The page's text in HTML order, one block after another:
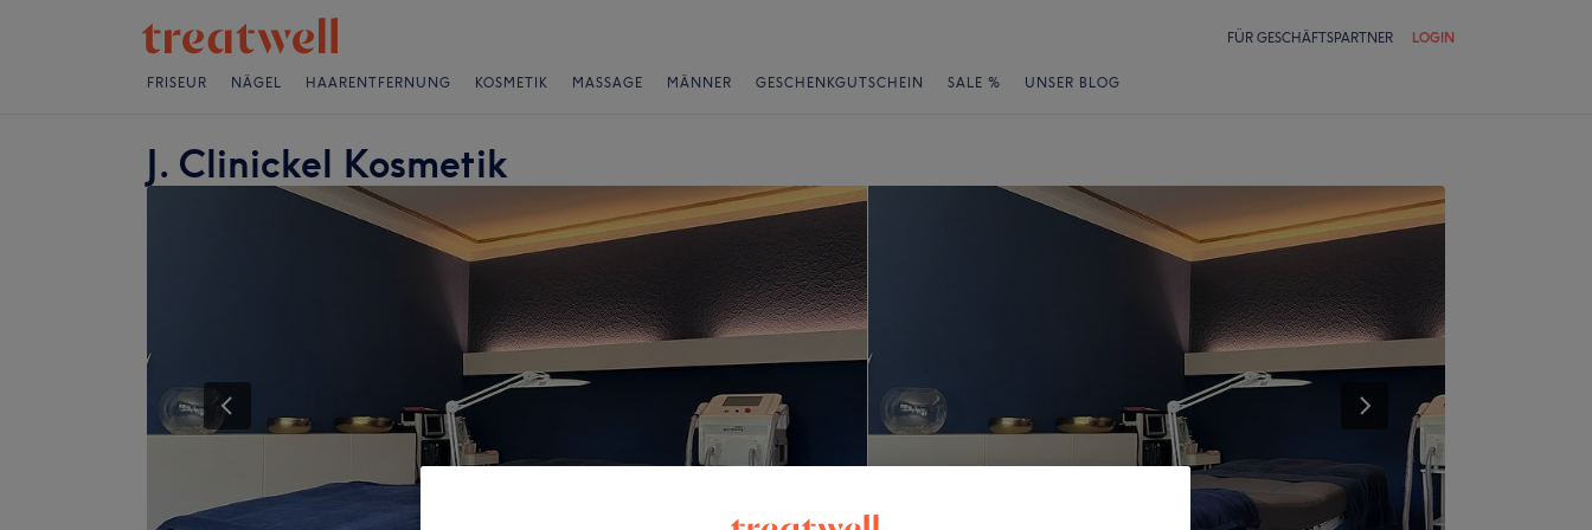
FÜR GESCHÄFTSPARTNER LOGIN
FRISEUR NÄGEL HAARENTFERNUNG KOSMETIK MASSAGE MÄNNER GESCHENKGUTSCHEIN SALE % UNSER BLOG
J. Clinickel Kosmetik